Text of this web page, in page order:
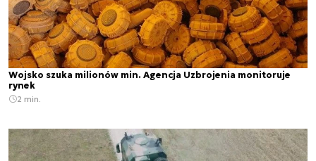
Wojsko szuka milionów min. Agencja Uzbrojenia monitoruje
rynek
2 min.